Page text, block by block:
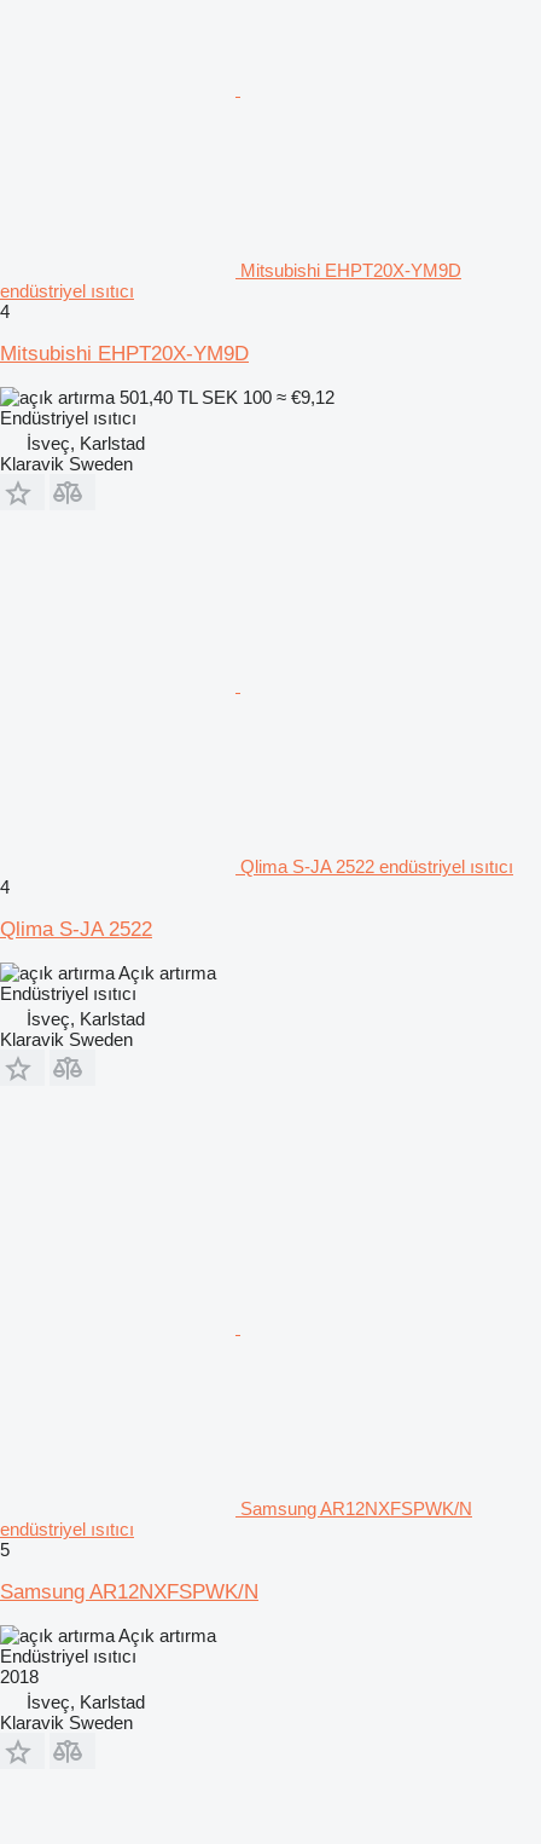
Mitsubishi EHPT20X-YM9D
endüstriyel ısıtıcı
4
Mitsubishi EHPT20X-YM9D
501,40 TL SEK 100 ≈ €9,12
Endüstriyel ısıtıcı
İsveç, Karlstad
Klaravik Sweden
Qlima S-JA 2522 endüstriyel ısıtıcı
4
Qlima S-JA 2522
Açık artırma
Endüstriyel ısıtıcı
İsveç, Karlstad
Klaravik Sweden
Samsung AR12NXFSPWK/N
endüstriyel ısıtıcı
5
Samsung AR12NXFSPWK/N
Açık artırma
Endüstriyel ısıtıcı
2018
İsveç, Karlstad
Klaravik Sweden